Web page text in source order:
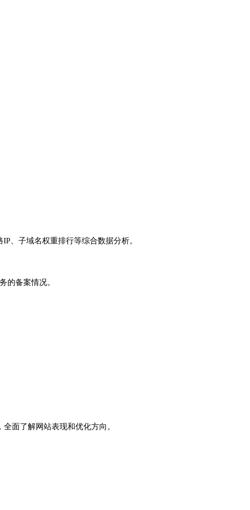
、子域名权重排行等综合数据分析。
的备案情况。
面了解网站表现和优化方向。